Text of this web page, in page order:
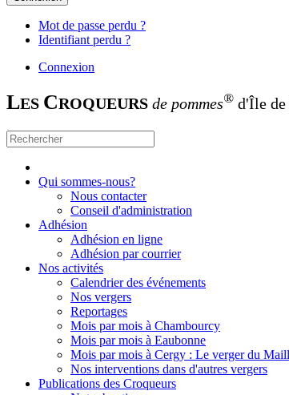
Mot de passe perdu ?
Identifiant perdu ?
Connexion
LES CROQUEURS de pommes® d'Île de
Qui sommes-nous?
Nous contacter
Conseil d'administration
Adhésion
Adhésion en ligne
Adhésion par courrier
Nos activités
Calendrier des événements
Nos vergers
Reportages
Mois par mois à Chambourcy
Mois par mois à Eaubonne
Mois par mois à Cergy : Le verger du
Nos interventions dans d'autres vergers
Publications des Croqueurs